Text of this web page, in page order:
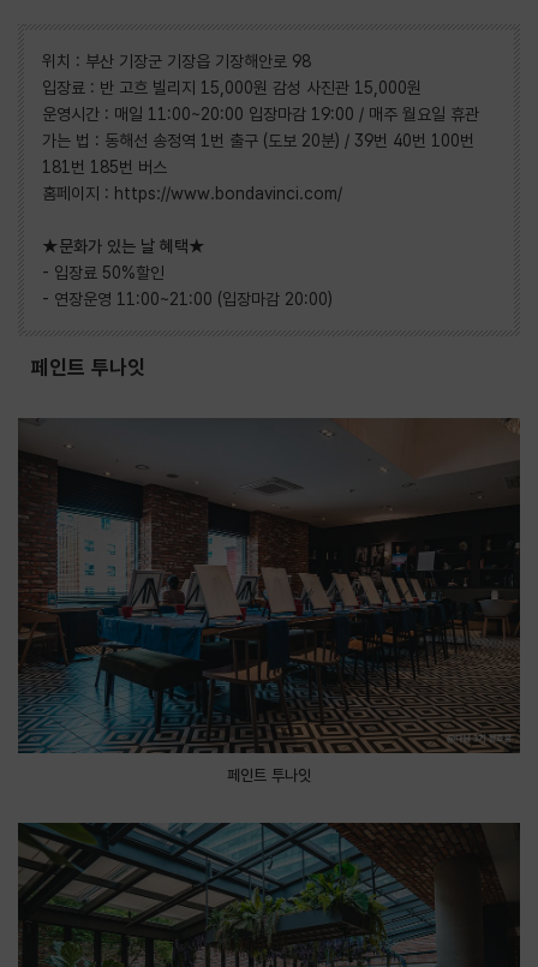
위치 : 부산 기장군 기장읍 기장해안로 98
입장료 : 반 고흐 빌리지 15,000원 감성 사진관 15,000원
운영시간 : 매일 11:00~20:00 입장마감 19:00 / 매주 월요일 휴관
가는 법 : 동해선 송정역 1번 출구 (도보 20분) / 39번 40번 100번
181번 185번 버스
홈페이지 : https://www.bondavinci.com/
★문화가 있는 날 혜택★
- 입장료 50%할인
- 연장운영 11:00~21:00 (입장마감 20:00)
페인트 투나잇
페인트 투나잇